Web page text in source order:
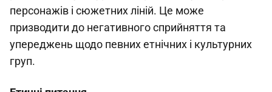
персонажів і сюжетних ліній. Це може
призводити до негативного сприйняття та
упереджень щодо певних етнічних і культурних
груп.